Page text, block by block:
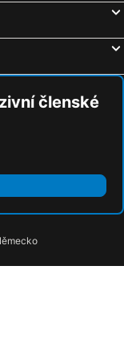
členské